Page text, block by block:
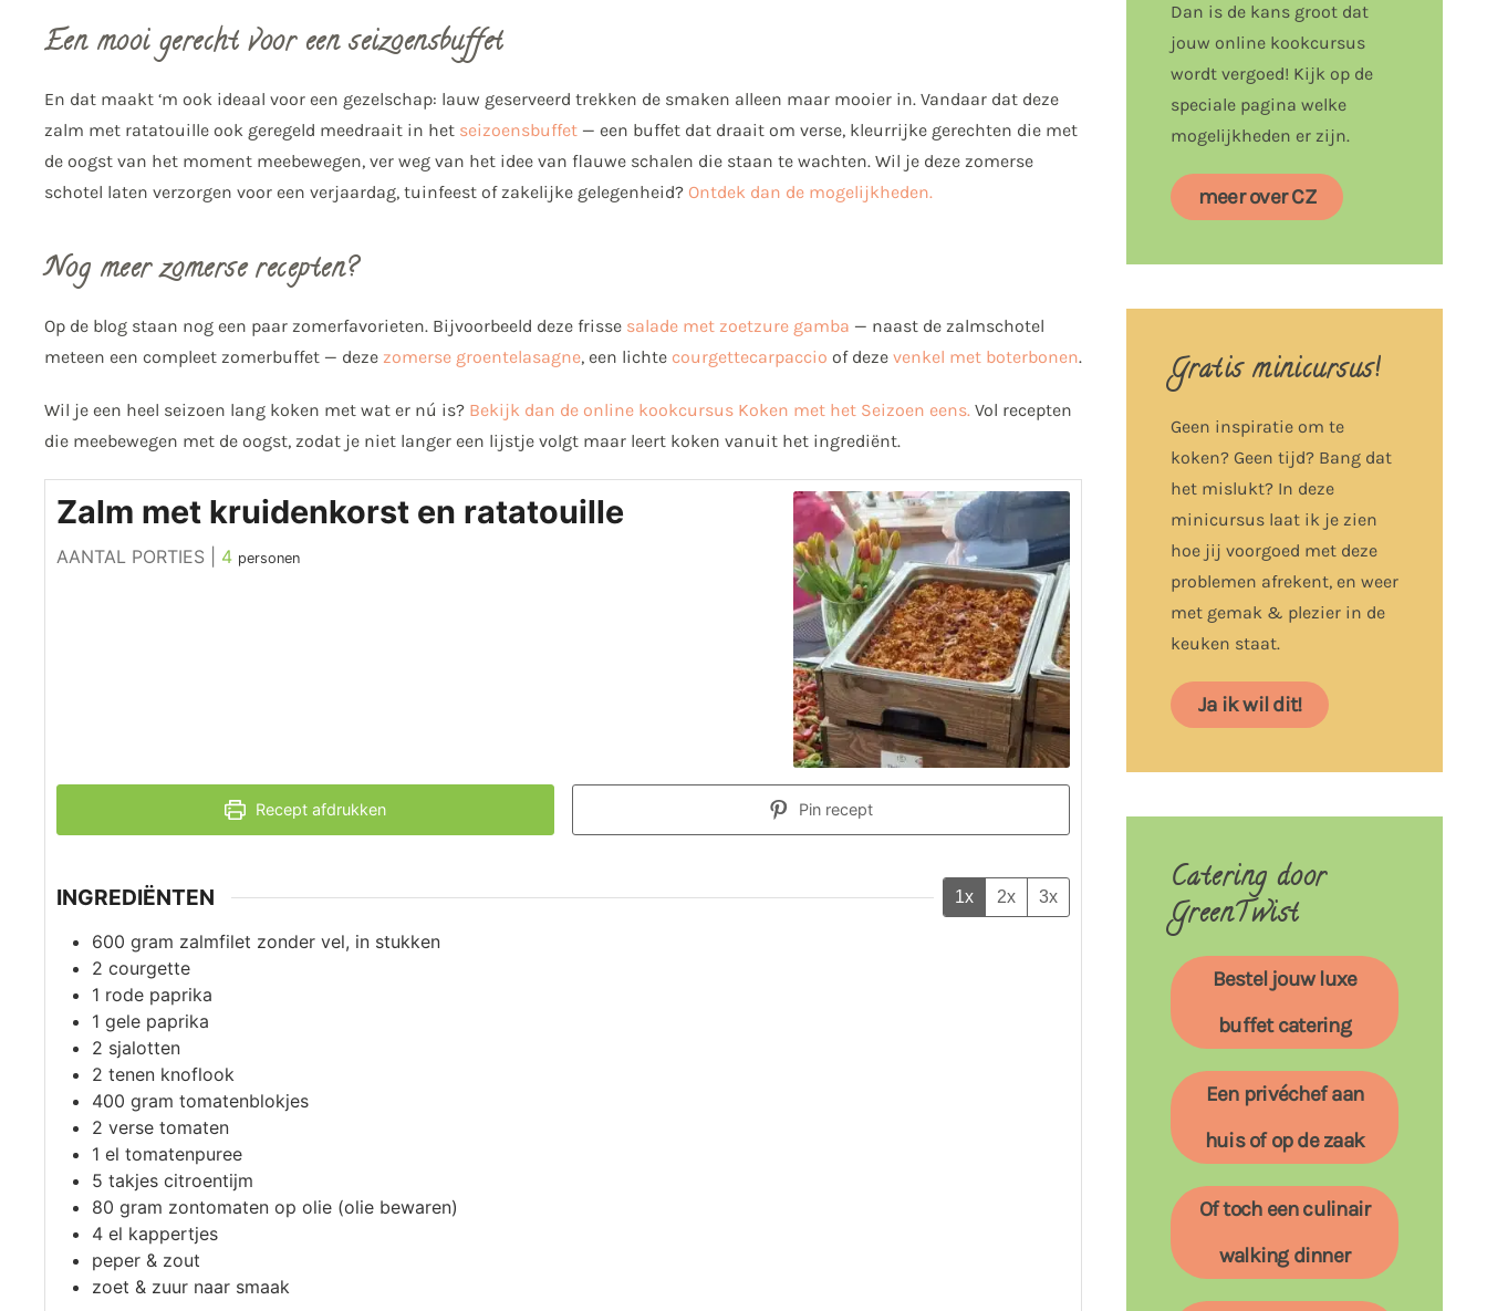
Een mooi gerecht voor een seizoensbuffet
En dat maakt ‘m ook ideaal voor een gezelschap: lauw geserveerd trekken de smaken alleen maar mooier in. Vandaar dat deze
zalm met ratatouille ook geregeld meedraait in het seizoensbuffet — een buffet dat draait om verse, kleurrijke gerechten die met
de oogst van het moment meebewegen, ver weg van het idee van flauwe schalen die staan te wachten. Wil je deze zomerse
schotel laten verzorgen voor een verjaardag, tuinfeest of zakelijke gelegenheid? Ontdek dan de mogelijkheden.
Nog meer zomerse recepten?
Op de blog staan nog een paar zomerfavorieten. Bijvoorbeeld deze frisse salade met zoetzure gamba — naast de zalmschotel
meteen een compleet zomerbuffet — deze zomerse groentelasagne, een lichte courgettecarpaccio of deze venkel met boterbonen.
Wil je een heel seizoen lang koken met wat er nú is? Bekijk dan de online kookcursus Koken met het Seizoen eens. Vol recepten
die meebewegen met de oogst, zodat je niet langer een lijstje volgt maar leert koken vanuit het ingrediënt.
Zalm met kruidenkorst en ratatouille
AANTAL PORTIES | 4 personen
Recept afdrukken Pin recept
INGREDIËNTEN 1x 2x 3x
600 gram zalmfilet zonder vel, in stukken
2 courgette
1 rode paprika
1 gele paprika
2 sjalotten
2 tenen knoflook
400 gram tomatenblokjes
2 verse tomaten
1 el tomatenpuree
5 takjes citroentijm
80 gram zontomaten op olie (olie bewaren)
4 el kappertjes
peper & zout
zoet & zuur naar smaak
Dan is de kans groot dat
jouw online kookcursus
wordt vergoed! Kijk op de
speciale pagina welke
mogelijkheden er zijn.
meer over CZ
Gratis minicursus!
Geen inspiratie om te
koken? Geen tijd? Bang dat
het mislukt? In deze
minicursus laat ik je zien
hoe jij voorgoed met deze
problemen afrekent, en weer
met gemak & plezier in de
keuken staat.
Ja ik wil dit!
Catering door
GreenTwist
Bestel jouw luxe
buffet catering
Een privéchef aan
huis of op de zaak
Of toch een culinair
walking dinner